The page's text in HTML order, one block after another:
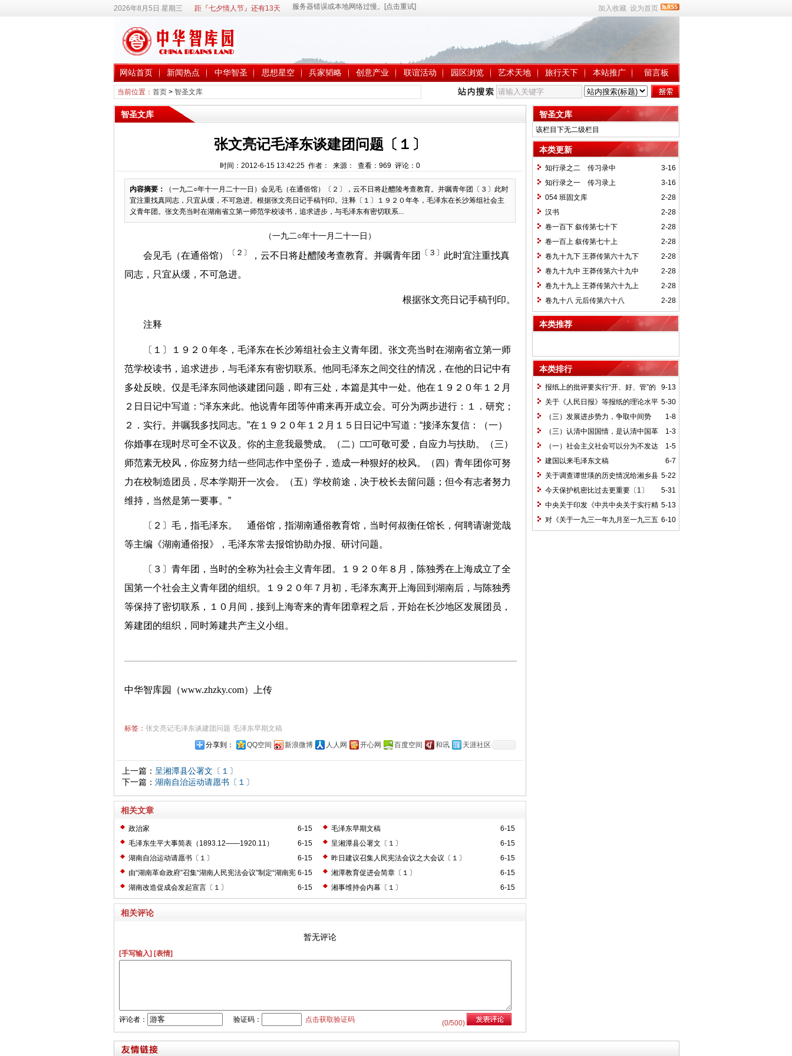
2026年8月5日 星期三 距『七夕情人节』还有13天 加入收藏 设为首页
网站首页 新闻热点 中华智圣 思想星空 兵家韬略 创意产业 联谊活动 园区浏览 艺术天地 旅行天下 本站推广 留言板
当前位置： 首页> 智圣文库
智圣文库
张文亮记毛泽东谈建团问题〔１〕
时间：2012-6-15 13:42:25 作者： 来源： 查看： 969评论： 0
内容摘要：
（一九二○年十一月二十一日）会见毛（在通俗馆）〔２〕，云不日将赴醴陵考查教育。并嘱青年团〔３〕此时
宜注重找真同志，只宜从缓，不可急进。根据张文亮日记手稿刊印。注释〔１〕１９２０年冬，毛泽东在长沙筹组社会主
义青年团。张文亮当时在湖南省立第一师范学校读书，追求进步，与毛泽东有密切联系...
（一九二○年十一月二十一日）
会见毛（在通俗馆） 〔２〕 ，云不日将赴醴陵考查教育。并嘱青年团 〔３〕 此时宜注重找真
同志，只宜从缓，不可急进。
根据张文亮日记手稿刊印。
注释
〔１〕１９２０年冬，毛泽东在长沙筹组社会主义青年团。张文亮当时在湖南省立第一师
范学校读书，追求进步，与毛泽东有密切联系。他同毛泽东之间交往的情况，在他的日记中有
多处反映。仅是毛泽东同他谈建团问题，即有三处，本篇是其中一处。他在１９２０年１２月
２日日记中写道：“泽东来此。他说青年团等仲甫来再开成立会。可分为两步进行：１．研究；
２．实行。并嘱我多找同志。”在１９２０年１２月１５日日记中写道：“接泽东复信：（一）
你婚事在现时尽可全不议及。你的主意我最赞成。（二）□□可敬可爱，自应力与扶助。（三）
师范素无校风，你应努力结一些同志作中坚份子，造成一种狠好的校风。（四）青年团你可努
力在校制造团员，尽本学期开一次会。（五）学校前途，决于校长去留问题；但今有志者努力
维持，当然是第一要事。”
〔２〕毛，指毛泽东。 通俗馆，指湖南通俗教育馆，当时何叔衡任馆长，何聘请谢觉哉
等主编《湖南通俗报》，毛泽东常去报馆协助办报、研讨问题。
〔３〕青年团，当时的全称为社会主义青年团。１９２０年８月，陈独秀在上海成立了全
国第一个社会主义青年团的组织。１９２０年７月初，毛泽东离开上海回到湖南后，与陈独秀
等保持了密切联系，１０月间，接到上海寄来的青年团章程之后，开始在长沙地区发展团员，
筹建团的组织，同时筹建共产主义小组。
中华智库园（www.zhzky.com）上传
标签： 张文亮记毛泽东谈建团问题 毛泽东早期文稿
分享到：
QQ空间 新浪微博 人人网 开心网 百度空间 和讯 天涯社区
上一篇： 呈湘潭县公署文〔１〕
下一篇： 湖南自治运动请愿书〔１〕
相关文章
6-15
政治家 6-15
毛泽东早期文稿
6-15
毛泽东生平大事简表（1893.12——1920.11） 6-15
呈湘潭县公署文〔１〕
6-15
湖南自治运动请愿书〔１〕 6-15
昨日建议召集人民宪法会议之大会议〔１〕
6-15
由“湖南革命政府”召集“湖南人民宪法会议”制定“湖南宪
法”以建设“新湖南”之建议〔１〕
6-15
湘潭教育促进会简章〔１〕
6-15
湖南改造促成会发起宣言〔１〕 6-15
湘事维持会内幕〔１〕
相关评论
暂无评论
[手写输入] [表情]
(0/500)
评论者： 验证码： 点击获取验证码
智圣文库
该栏目下无二级栏目
本类更新
3-16
知行录之二 传习录中
3-16
知行录之一 传习录上
2-28
054 班固文库
2-28
汉书
2-28
卷一百下 叙传第七十下
2-28
卷一百上 叙传第七十上
2-28
卷九十九下 王莽传第六十九下
2-28
卷九十九中 王莽传第六十九中
2-28
卷九十九上 王莽传第六十九上
2-28
卷九十八 元后传第六十八
本类推荐
本类排行
9-13
报纸上的批评要实行“开、好、管”的
方针*
5-30
关于《人民日报》等报纸的理论水平
的批语〔1〕
1-8
（三）发展进步势力，争取中间势
力，孤立顽固势力
1-3
（三）认清中国国情，是认清中国革
命一切问题的基本依据
1-5
（一）社会主义社会可以分为不发达
和比较发达两个阶段
6-7
建国以来毛泽东文稿
5-22
关于调查谭世瑛的历史情况给湘乡县
委的信和给谭世瑛的复信
5-31
今天保护机密比过去更重要〔1〕
5-13
中央关于印发《中共中央关于实行精
兵简政、增产节约、反对贪污、反对浪费
和反对官僚主义的决定》的通知和毛泽东
6-10
对《关于一九三一年九月至一九三五